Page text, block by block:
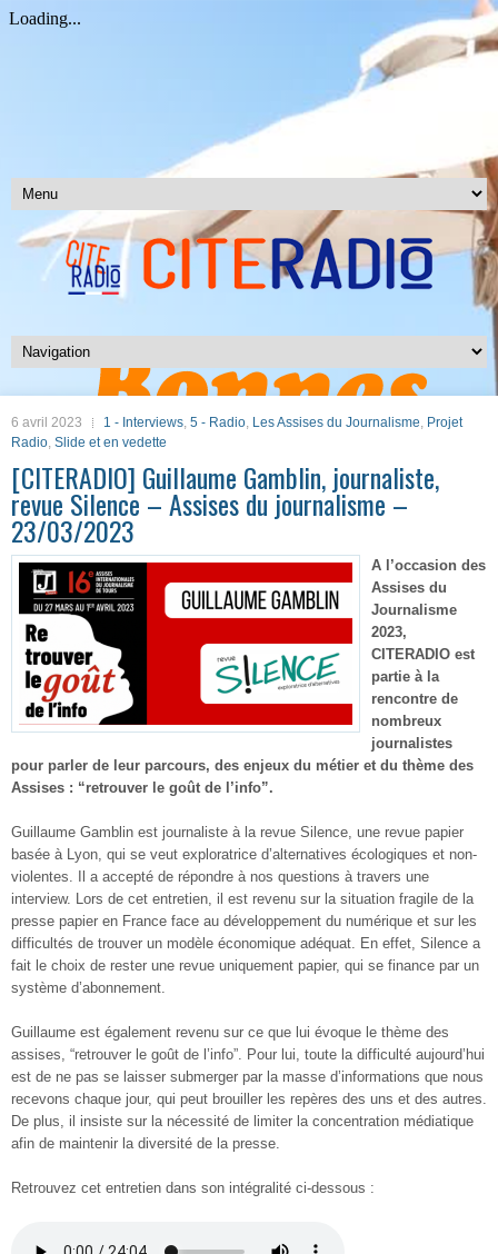
6 avril 2023 1 - Interviews, 5 - Radio, Les Assises du Journalisme, Projet
Radio, Slide et en vedette
[CITERADIO] Guillaume Gamblin, journaliste,
revue Silence – Assises du journalisme –
23/03/2023
A l’occasion des
Assises du
Journalisme
2023,
CITERADIO est
partie à la
rencontre de
nombreux
journalistes
pour parler de leur parcours, des enjeux du métier et du thème des
Assises : “retrouver le goût de l’info”.
Guillaume Gamblin est journaliste à la revue Silence, une revue papier
basée à Lyon, qui se veut exploratrice d’alternatives écologiques et non-
violentes. Il a accepté de répondre à nos questions à travers une
interview. Lors de cet entretien, il est revenu sur la situation fragile de la
presse papier en France face au développement du numérique et sur les
difficultés de trouver un modèle économique adéquat. En effet, Silence a
fait le choix de rester une revue uniquement papier, qui se finance par un
système d’abonnement.
Guillaume est également revenu sur ce que lui évoque le thème des
assises, “retrouver le goût de l’info”. Pour lui, toute la difficulté aujourd’hui
est de ne pas se laisser submerger par la masse d’informations que nous
recevons chaque jour, qui peut brouiller les repères des uns et des autres.
De plus, il insiste sur la nécessité de limiter la concentration médiatique
afin de maintenir la diversité de la presse.
Retrouvez cet entretien dans son intégralité ci-dessous :